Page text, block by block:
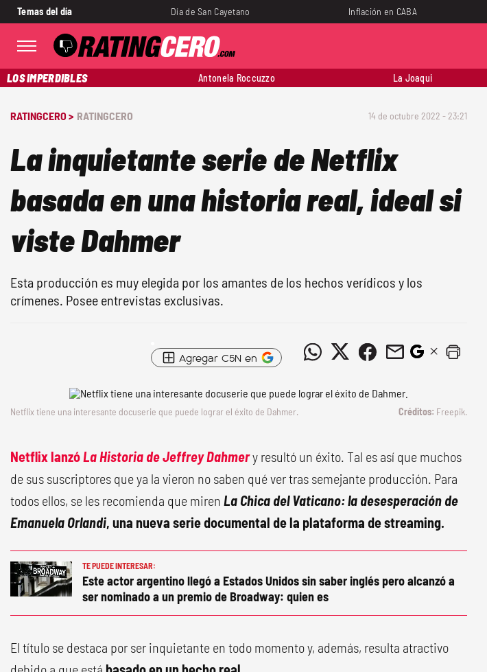
Temas del día Día de San Cayetano Inflación en CABA
LOS IMPERDIBLES Antonela Roccuzzo La Joaqui
RATINGCERO > RATINGCERO 14 de octubre 2022 - 23:21
La inquietante serie de Netflix
basada en una historia real, ideal si
viste Dahmer
Esta producción es muy elegida por los amantes de los hechos verídicos y los
crímenes. Posee entrevistas exclusivas.
Agregar C5N en
Netflix tiene una interesante docuserie que puede lograr el éxito de Dahmer. Freepik.
Netflix lanzóLa Historia de Jeffrey Dahmery resultó un éxito. Tal es así que muchos
de sus suscriptores que ya la vieron no saben qué ver tras semejante producción. Para
todos ellos, se les recomienda que miren La Chica del Vaticano: la desesperación de
Emanuela Orlandi, una nueva serie documental de la plataforma de streaming.
TE PUEDE INTERESAR:
Este actor argentino llegó a Estados Unidos sin saber inglés pero alcanzó a
ser nominado a un premio de Broadway: quien es
El título se destaca por ser inquietante en todo momento y, además, resulta atractivo